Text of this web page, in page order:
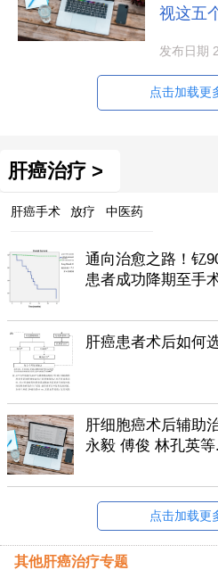
视这五
发布日期
点击加载更
肝癌治疗 >
肝癌手术 放疗 中医药
通向治愈之路！钇
患者成功降期至手
肝癌患者术后如何
肝细胞癌术后辅助
永毅 傅俊 林孔英
点击加载更
其他肝癌治疗专题